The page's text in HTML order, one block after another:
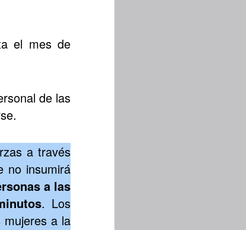
el mes de
de las
a través
no insumirá
a las
. Los
mujeres a la